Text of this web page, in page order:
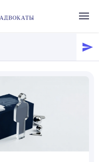
и как этого добиться